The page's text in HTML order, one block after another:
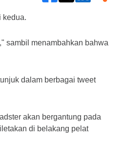
kedua.
sambil menambahkan bahwa
dalam berbagai tweet
akan bergantung pada
di belakang pelat